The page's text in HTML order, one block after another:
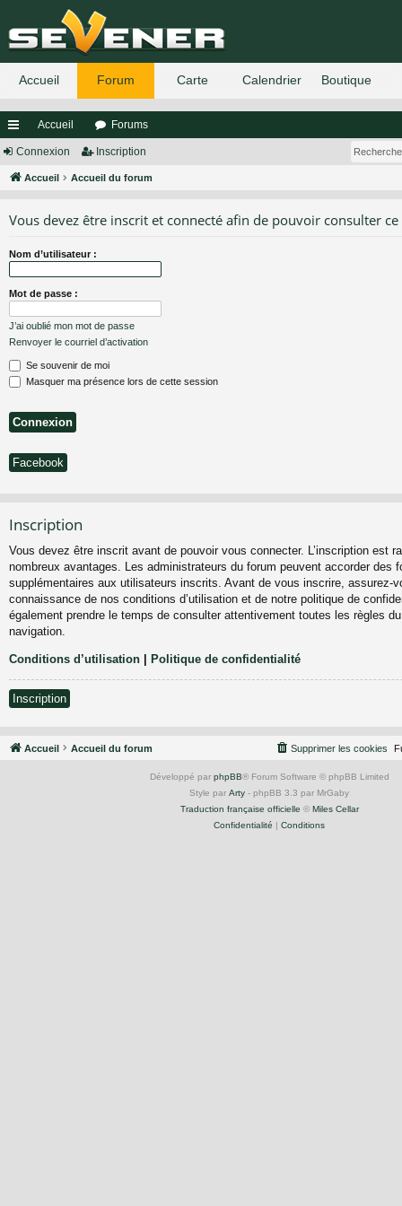
ac
co
s
Accueil Forums
Connexion Inscription
Accueil Accueil du forum
Vous devez être inscrit et connecté afin de pouvoir consulter
Nom d’utilisateur :
Mot de passe :
J’ai oublié mon mot de passe
Renvoyer le courriel d’activation
Se souvenir de moi
Masquer ma présence lors de cette session
Facebook
Inscription
Vous devez être inscrit avant de pouvoir vous connecter. L’inscription est
nombreux avantages. Les administrateurs du forum peuvent accorder des
supplémentaires aux utilisateurs inscrits. Avant de vous inscrire, assurez-
connaissance de nos conditions d’utilisation et de notre politique de
également prendre le temps de consulter attentivement toutes les règles
navigation.
Conditions d’utilisation | Politique de confidentialité
Inscription
Accueil Accueil du forum Supprimer les cookies
Développé par phpBB® Forum Software © phpBB Limited
Style par Arty - phpBB 3.3 par MrGaby
Traduction française officielle © Miles Cellar
Confidentialité | Conditions